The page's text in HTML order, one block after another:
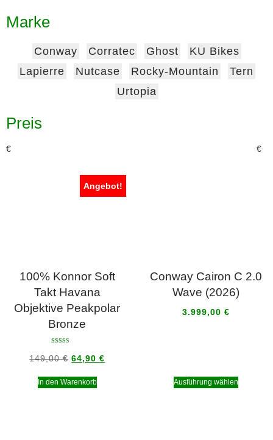
Marke
Conway Corratec Ghost
KU Bikes
Lapierre
Nutcase Rocky-Mountain
Tern
Urtopia
Preis
€ €
Angebot!
100% Konnor Soft
Takt Havana
Objektive Peakpolar
Bronze
5.00
von 5
149,00€ 64,90€
In den Warenkorb
Conway Cairon C 2.0
Wave (2026)
3.999,00 €
Ausführung wählen